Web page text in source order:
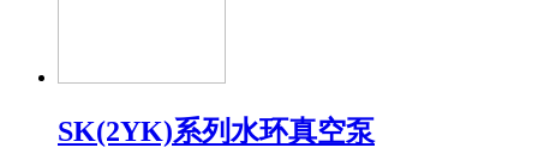
SK(2YK)系列水环真空泵